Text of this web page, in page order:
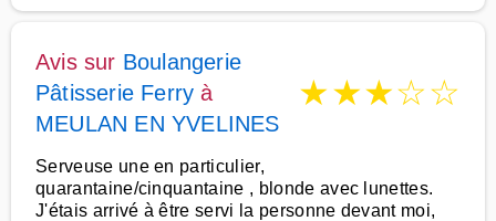
Avis sur Boulangerie
Pâtisserie Ferry à
MEULAN EN YVELINES
★★★☆☆
Serveuse une en particulier,
quarantaine/cinquantaine , blonde avec lunettes.
J'étais arrivé à être servi la personne devant moi,